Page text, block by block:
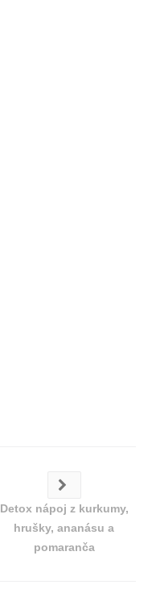
Detox nápoj z kurkumy,
hrušky, ananásu a
pomaranča